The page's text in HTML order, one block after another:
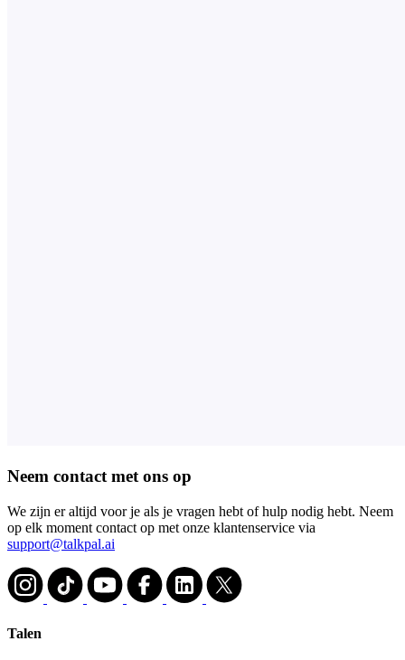
Neem contact met ons op
We zijn er altijd voor je als je vragen hebt of hulp nodig hebt. Neem
op elk moment contact op met onze klantenservice via
support@talkpal.ai
Talen